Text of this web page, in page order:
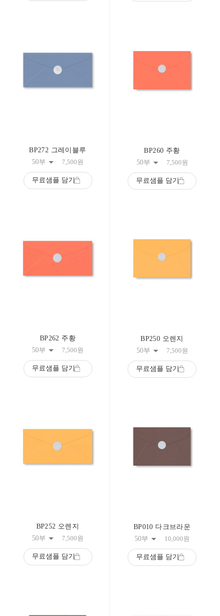
BP272 그레이블루
50부
7,500원
무료샘플 담기
BP260 주황
50부
7,500원
무료샘플 담기
BP262 주황
50부
7,500원
무료샘플 담기
BP250 오렌지
50부
7,500원
무료샘플 담기
BP252 오렌지
50부
7,500원
무료샘플 담기
BP010 다크브라운
50부
10,000원
무료샘플 담기